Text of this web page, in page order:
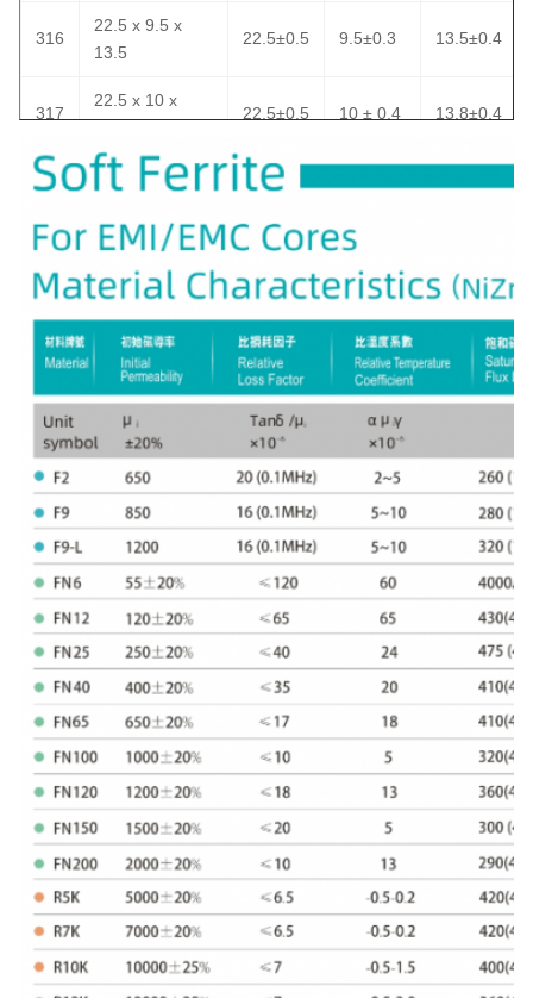
316
22.5 x 9.5 x
13.5
22.5±0.5 9.5±0.3 13.5±0.4
317
22.5 x 10 x
22.5±0.5 10 ± 0.4 13.8±0.4
318
22.5 x 12.7 x
22.5±0.5 12.7±0.4 13.8±0.4
22.5 x 16 x
13.8
320 23.5×6.3×10 23.5±0.5 6.3±0.3 10 ± 0.4
23.5 per 9.4
per 12.6
23.5±0.5 9.4±0.3 120,6±0.4
322
23.5 x 9.5 x
12.7
23.5±0.5 9.5±0.3 12.7±0.4
23.5 x 14 x
12.6
23.5±0.5 120,6±0.4
324
23.5 x 20 x
23.5±0.5 20 ± 0.5 13.5±0.4
325
24 per 14 per
24 ± 0.5 14±0.4 11.4±0.4
326 25×4,5×15 25±0.5 4.5±0.3 15 ± 0.4
327 25 × 5 × 15 25±0.5 15 ± 0.4
328 25×6,5×15 25±0.5 6.5±0.3 15 ± 0.4
329 25 × 9 × 15 25±0.5 9±0.3 15 ± 0.4
330 25 × 10 × 15 25±0.5 10 ± 0.4 15 ± 0.4
331 25×12×15 25±0.5 12 ± 0.4 15 ± 0.4